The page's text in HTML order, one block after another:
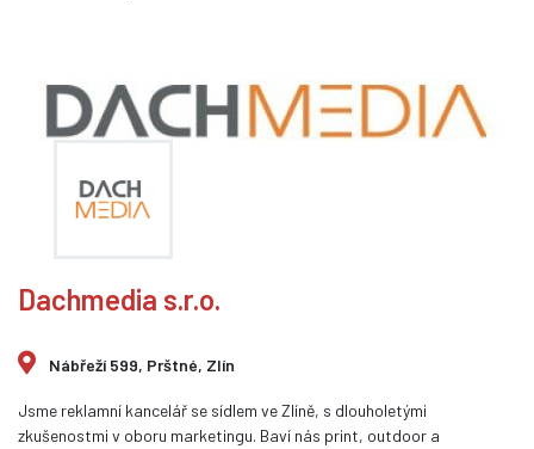
Dachmedia s.r.o.
Nábřeží 599, Prštné, Zlín
Jsme reklamní kancelář se sídlem ve Zlíně, s dlouholetými
zkušenostmi v oboru marketingu. Baví nás print, outdoor a